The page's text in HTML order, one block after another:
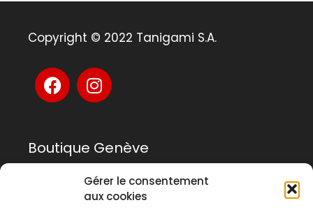
Gérer le consentement
aux cookies
Copyright © 2022 Tanigami S.A.
Boutique Genève
Rue Rousseau 14
1201 Genève